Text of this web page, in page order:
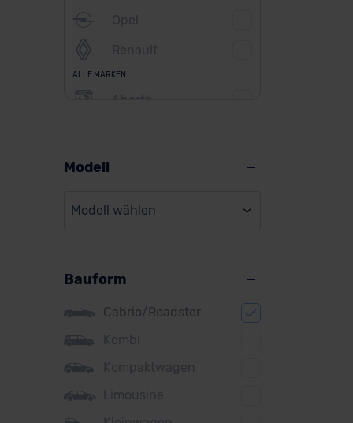
Opel
Renault
ALLE MARKEN
Abarth
BMW
Citroen
Cupra
DS
Dacia
Fiat
Modell
Modell wählen
Bauform
Cabrio/Roadster
Kombi
Kompaktwagen
Limousine